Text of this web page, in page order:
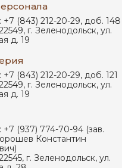
+7 (843) 212-20-29, доб. 148
, г. Зеленодольск, ул.
д. 19
+7 (843) 212-20-29, доб. 121
, г. Зеленодольск, ул.
д. 19
+7 (937) 774-70-94 (зав.
Константин
, г. Зеленодольск, ул.